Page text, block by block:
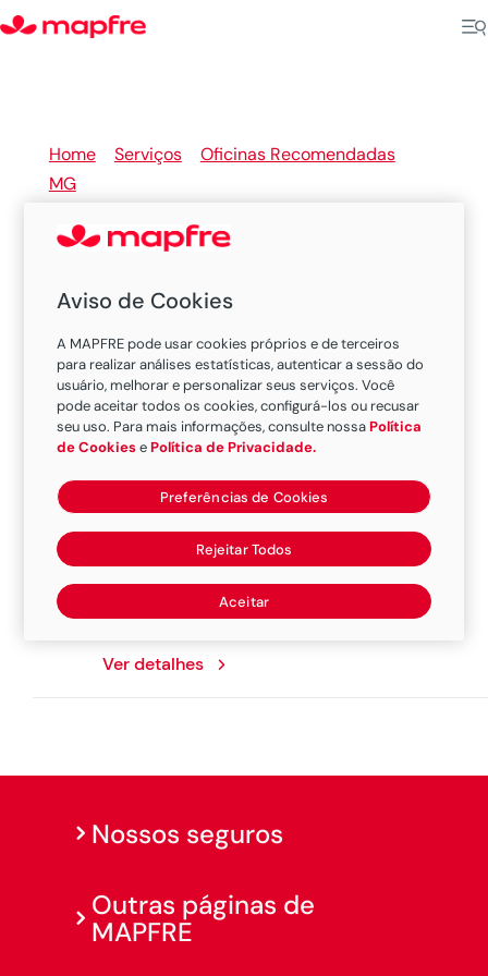
Home> Serviços> Oficinas Recomendadas>
MG>
Oficinas Recomendadas
MAPFRE em Machado
Existem 1 oficina nesta cidade.
Oficina Joao Lucio
Rua XV De Novembro, 20, 37750000,
Machado
Ver detalhes
Nossos seguros
Outras páginas de
MAPFRE
Aviso de Cookies
A MAPFRE pode usar cookies próprios e de terceiros
para realizar análises estatísticas, autenticar a sessão do
usuário, melhorar e personalizar seus serviços. Você
pode aceitar todos os cookies, configurá-los ou recusar
seu uso. Para mais informações, consulte nossaPolítica
de CookiesePolítica de Privacidade.
Preferências de Cookies
Rejeitar Todos
Aceitar